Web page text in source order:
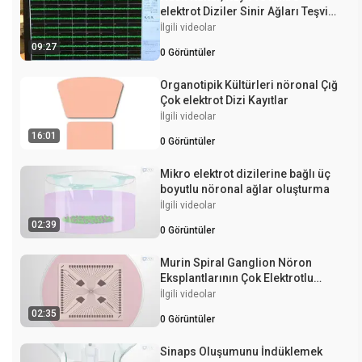
09:27
elektrot Diziler Sinir Ağları Teşvik
(ÇÇA)
İlgili videolar
0 Görüntüler
16:01
Organotipik Kültürleri nöronal Çığ
Çok elektrot Dizi Kayıtlar
İlgili videolar
0 Görüntüler
02:39
Mikro elektrot dizilerine bağlı üç
boyutlu nöronal ağlar oluşturma
İlgili videolar
0 Görüntüler
02:35
Murin Spiral Ganglion Nöron
Eksplantlarının Çok Elektrotlu
Dizilerde Kültürlenmesi
İlgili videolar
0 Görüntüler
Sinaps Oluşumunu İndüklemek